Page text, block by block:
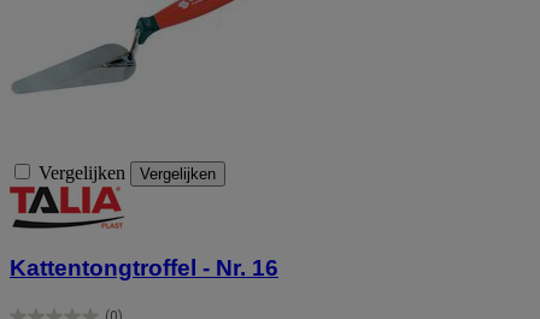
Vergelijken Vergelijken
Kattentongtroffel - Nr. 16